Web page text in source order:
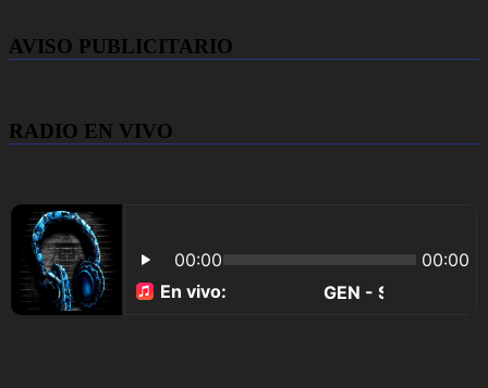
AVISO PUBLICITARIO
RADIO EN VIVO